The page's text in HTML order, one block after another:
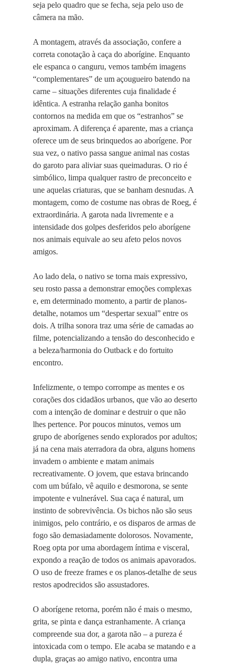
seja pelo quadro que se fecha, seja pelo uso de
câmera na mão.
A montagem, através da associação, confere a
correta conotação à caça do aborígine. Enquanto
ele espanca o canguru, vemos também imagens
“complementares” de um açougueiro batendo na
carne – situações diferentes cuja finalidade é
idêntica. A estranha relação ganha bonitos
contornos na medida em que os “estranhos” se
aproximam. A diferença é aparente, mas a criança
oferece um de seus brinquedos ao aborígene. Por
sua vez, o nativo passa sangue animal nas costas
do garoto para aliviar suas queimaduras. O rio é
simbólico, limpa qualquer rastro de preconceito e
une aquelas criaturas, que se banham desnudas. A
montagem, como de costume nas obras de Roeg, é
extraordinária. A garota nada livremente e a
intensidade dos golpes desferidos pelo aborígene
nos animais equivale ao seu afeto pelos novos
amigos.
Ao lado dela, o nativo se torna mais expressivo,
seu rosto passa a demonstrar emoções complexas
e, em determinado momento, a partir de planos-
detalhe, notamos um “despertar sexual” entre os
dois. A trilha sonora traz uma série de camadas ao
filme, potencializando a tensão do desconhecido e
a beleza/harmonia do Outback e do fortuito
encontro.
Infelizmente, o tempo corrompe as mentes e os
corações dos cidadãos urbanos, que vão ao deserto
com a intenção de dominar e destruir o que não
lhes pertence. Por poucos minutos, vemos um
grupo de aborígenes sendo explorados por adultos;
já na cena mais aterradora da obra, alguns homens
invadem o ambiente e matam animais
recreativamente. O jovem, que estava brincando
com um búfalo, vê aquilo e desmorona, se sente
impotente e vulnerável. Sua caça é natural, um
instinto de sobrevivência. Os bichos não são seus
inimigos, pelo contrário, e os disparos de armas de
fogo são demasiadamente dolorosos. Novamente,
Roeg opta por uma abordagem íntima e visceral,
expondo a reação de todos os animais apavorados.
O uso de freeze frames e os planos-detalhe de seus
restos apodrecidos são assustadores.
O aborígene retorna, porém não é mais o mesmo,
grita, se pinta e dança estranhamente. A criança
compreende sua dor, a garota não – a pureza é
intoxicada com o tempo. Ele acaba se matando e a
dupla, graças ao amigo nativo, encontra uma